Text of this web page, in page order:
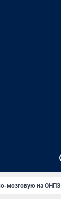
мозговую на ОНПЗ